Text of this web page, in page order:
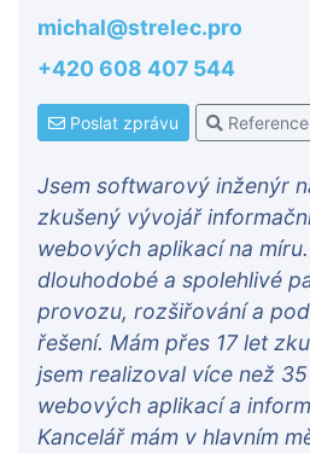
michal@strelec.pro
+420 608 407 544
Poslat zprávu Reference
Jsem softwarový inženýr
zkušený vývojář
webových aplikací na
dlouhodobé a spolehlivé
provozu, rozšiřování a
řešení. Mám přes 17 let
jsem realizoval více než
webových aplikací a
Kancelář mám v hlavním